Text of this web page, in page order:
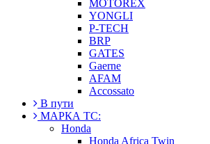
MOTOREX
YONGLI
P-TECH
BRP
GATES
Gaerne
AFAM
Accossato
В пути
МАРКА ТС:
Honda
Honda Africa Twin